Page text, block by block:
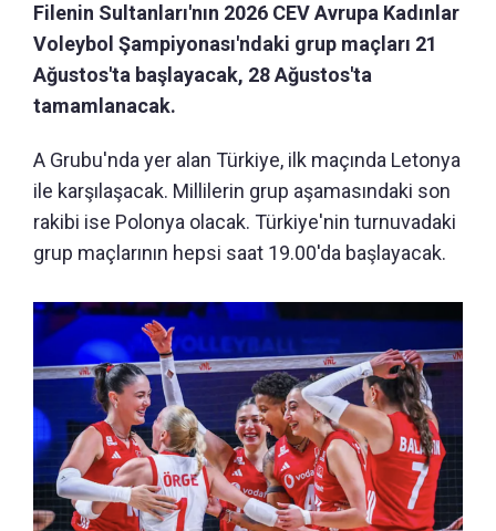
Filenin Sultanları'nın 2026 CEV Avrupa Kadınlar
Voleybol Şampiyonası'ndaki grup maçları 21
Ağustos'ta başlayacak, 28 Ağustos'ta
tamamlanacak.
A Grubu'nda yer alan Türkiye, ilk maçında Letonya
ile karşılaşacak. Millilerin grup aşamasındaki son
rakibi ise Polonya olacak. Türkiye'nin turnuvadaki
grup maçlarının hepsi saat 19.00'da başlayacak.